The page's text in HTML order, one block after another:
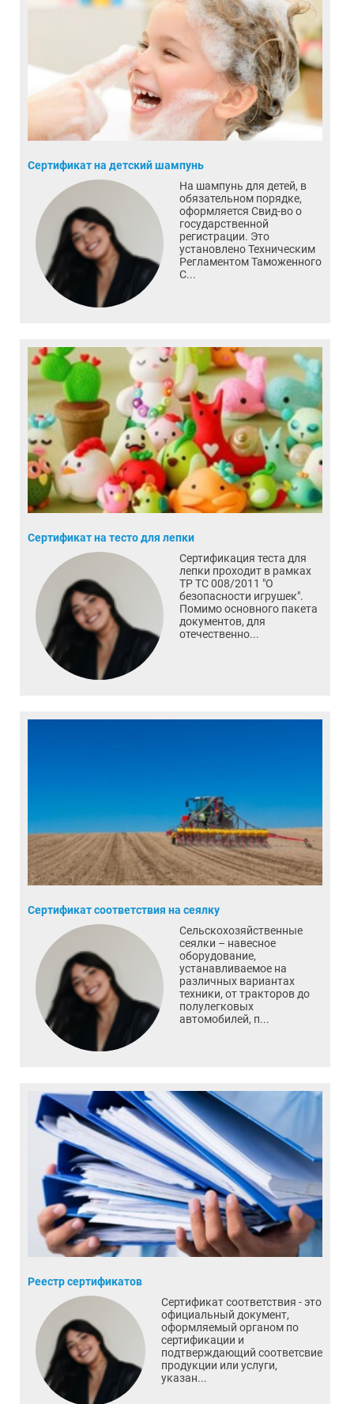
Сертификат на детский шампунь
На шампунь для детей, в
обязательном порядке,
оформляется Свид-во о
государственной
регистрации. Это
установлено Техническим
Регламентом Таможенного
С...
Сертификат на тесто для лепки
Сертификация теста для
лепки проходит в рамках
ТР ТС 008/2011 "О
безопасности игрушек".
Помимо основного пакета
документов, для
отечественно...
Сертификат соответствия на сеялку
Сельскохозяйственные
сеялки – навесное
оборудование,
устанавливаемое на
различных вариантах
техники, от тракторов до
полулегковых
автомобилей, п...
Реестр сертификатов
Сертификат соответствия - это
официальный документ,
оформляемый органом по
сертификации и
подтверждающий соответсвие
продукции или услуги,
указан...